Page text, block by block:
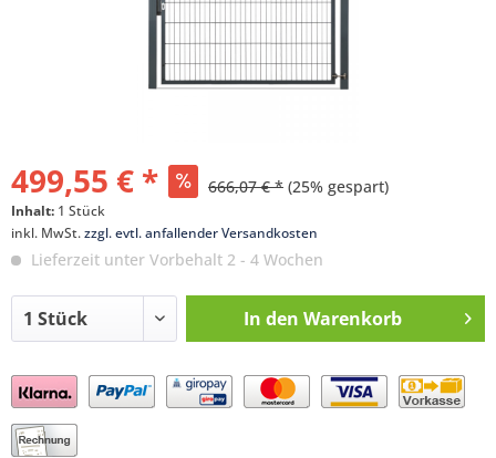
499,55 € * 666,07 € * (25% gespart)
Inhalt: 1 Stück
inkl. MwSt.zzgl. evtl. anfallender Versandkosten
Lieferzeit unter Vorbehalt 2 - 4 Wochen
In den Warenkorb
Preis anfragen